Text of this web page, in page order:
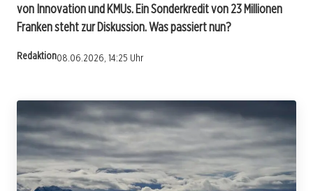
von Innovation und KMUs. Ein Sonderkredit von 23 Millionen
Franken steht zur Diskussion. Was passiert nun?
Redaktion08.06.2026, 14:25 Uhr